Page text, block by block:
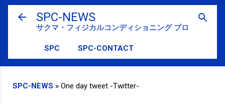
スキップしてメイン コンテンツに移動
SPC-NEWS
サクマ・フィジカルコンディショニング ブログ
SPC SPC-CONTACT
SPC-NEWS » One day tweet -Twitter-